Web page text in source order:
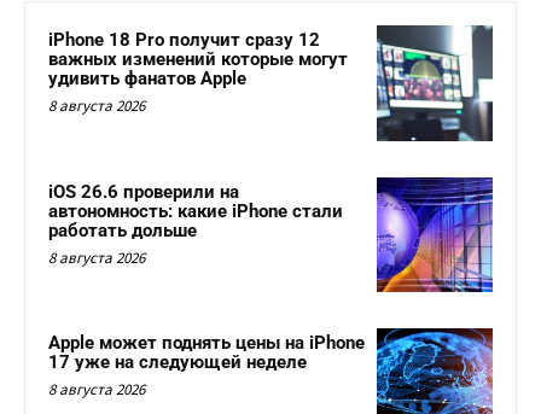
iPhone 18 Pro получит сразу 12
важных изменений которые могут
удивить фанатов Apple
8 августа 2026
iOS 26.6 проверили на
автономность: какие iPhone стали
работать дольше
8 августа 2026
Apple может поднять цены на iPhone
17 уже на следующей неделе
8 августа 2026